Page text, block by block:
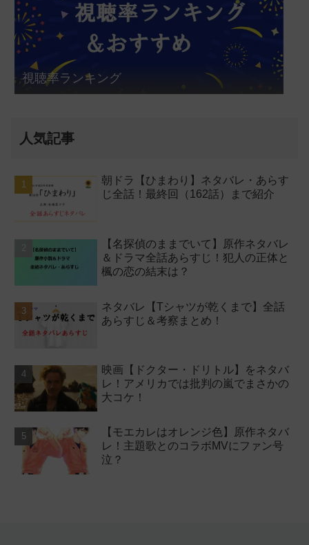
視聴率ランキング
人気記事
朝ドラ【ひまわり】ネタバレ・あらす
じ全話！最終回（162話）まで紹介
【名探偵のままでいて】原作ネタバレ
＆ドラマ全話あらすじ！犯人の正体と
楓の恋の結末は？
ネタバレ【Tシャツが乾くまで】全話
あらすじ＆考察まとめ！
映画【ドクター・ドリトル】をネタバ
レ！アメリカでは批判の嵐でまさかの
大コケ！
【モエカレはオレンジ色】原作ネタバ
レ！主題歌とのコラボMVにファン号
泣？